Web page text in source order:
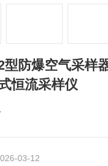
型防爆空气采样
恒流采样仪
03-12